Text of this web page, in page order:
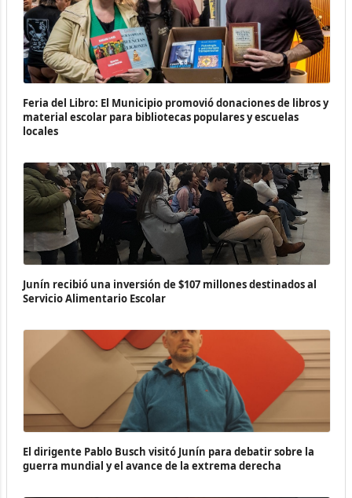
Feria del Libro: El Municipio promovió donaciones de libros y
material escolar para bibliotecas populares y escuelas
locales
Junín recibió una inversión de $107 millones destinados al
Servicio Alimentario Escolar
El dirigente Pablo Busch visitó Junín para debatir sobre la
guerra mundial y el avance de la extrema derecha